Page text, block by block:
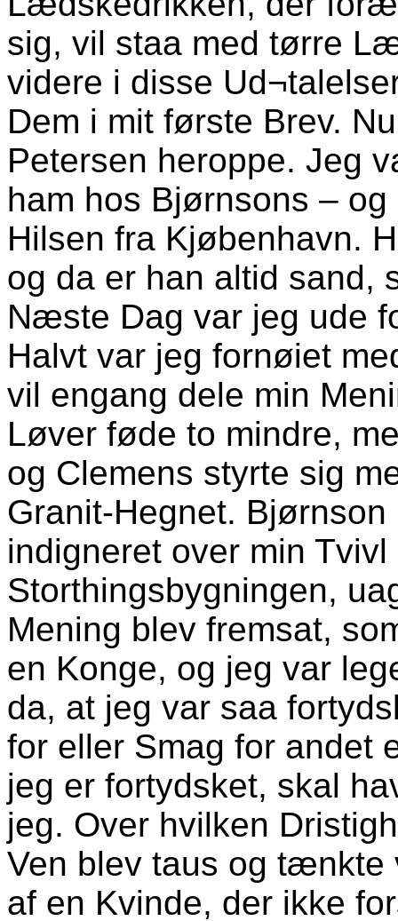
sig, vil staa med tørre
videre i disse
Dem i mit første Brev.
Petersen heroppe. Jeg
ham hos Bjørnsons –
Hilsen fra Kjøbenhavn.
og da er han altid sand,
Næste Dag var jeg ude
Halvt var jeg fornøiet
vil engang dele min
Løver føde to mindre,
og Clemens styrte sig
Granit-Hegnet.
indigneret over min
Storthingsbygningen,
Mening blev fremsat,
en Konge, og jeg var
da, at jeg var saa
for eller Smag for andet
jeg er fortydsket, skal
jeg. Over hvilken
Ven blev taus og tænkte
af en Kvinde, der ikke